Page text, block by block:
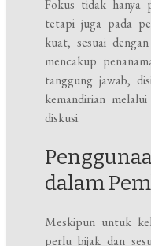
Fokus tidak hanya
tetapi juga pada
kuat, sesuai
mencakup
tanggung jawab,
kemandirian
diskusi.
dalam
Meskipun untuk
perlu bijak dan